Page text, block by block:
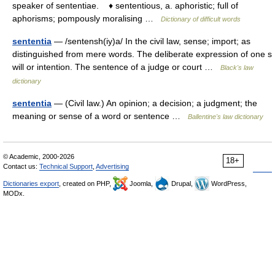
speaker of sententiae. ♦ sententious, a. aphoristic; full of
aphorisms; pompously moralising …
Dictionary of difficult words
sententia — /sentensh(iy)a/ In the civil law, sense; import; as
distinguished from mere words. The deliberate expression of one s
will or intention. The sentence of a judge or court …
Black's law
dictionary
sententia — (Civil law.) An opinion; a decision; a judgment; the
meaning or sense of a word or sentence …
Ballentine's law dictionary
18+
© Academic, 2000-2026
Contact us: Technical Support Advertising
Dictionaries export , created on PHP, Joomla, Drupal,
WordPress,
MODx.